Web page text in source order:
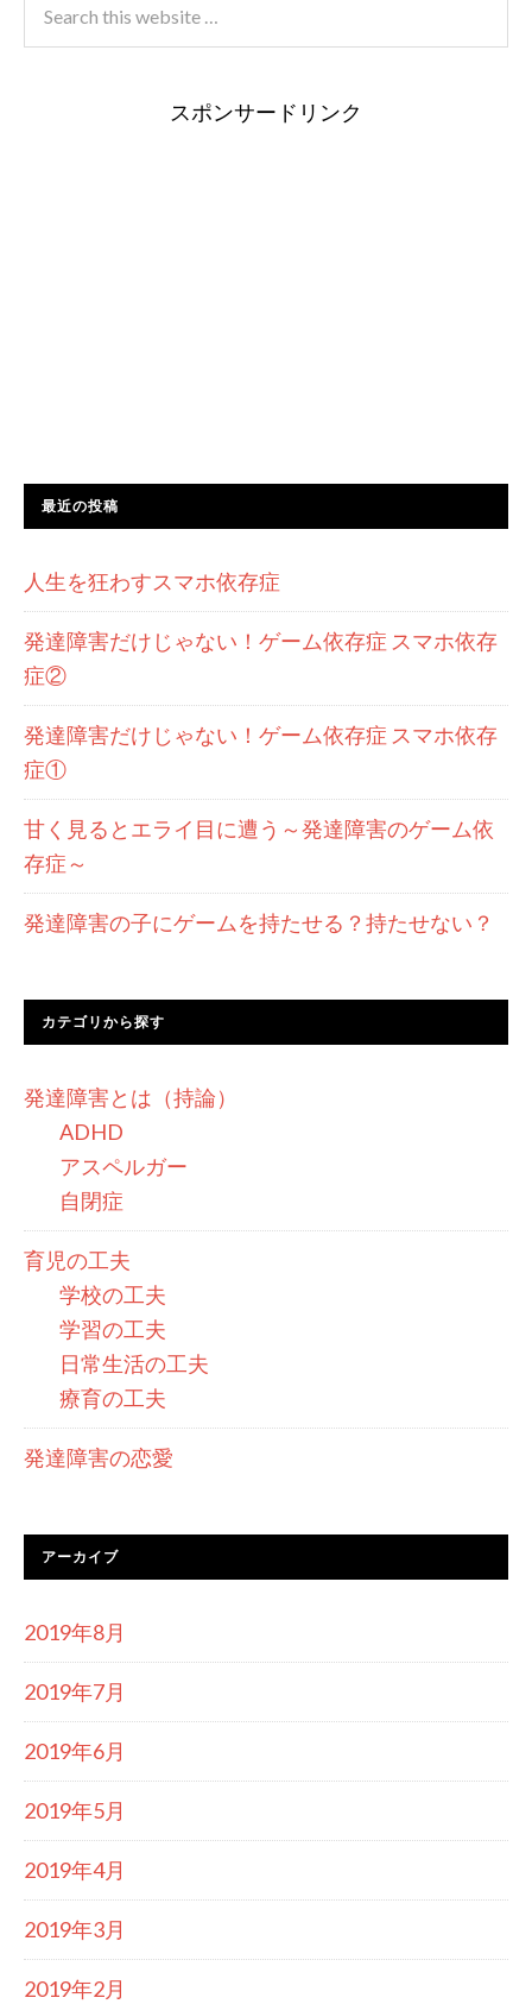
スポンサードリンク
最近の投稿
人生を狂わすスマホ依存症
発達障害だけじゃない！ゲーム依存症 スマホ依存
症②
発達障害だけじゃない！ゲーム依存症 スマホ依存
症①
甘く見るとエライ目に遭う～発達障害のゲーム依
存症～
発達障害の子にゲームを持たせる？持たせない？
カテゴリから探す
発達障害とは（持論）
ADHD
アスペルガー
自閉症
育児の工夫
学校の工夫
学習の工夫
日常生活の工夫
療育の工夫
発達障害の恋愛
アーカイブ
2019年8月
2019年7月
2019年6月
2019年5月
2019年4月
2019年3月
2019年2月